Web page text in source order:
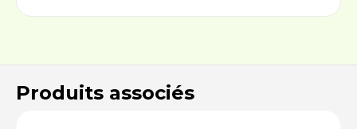
Produits associés